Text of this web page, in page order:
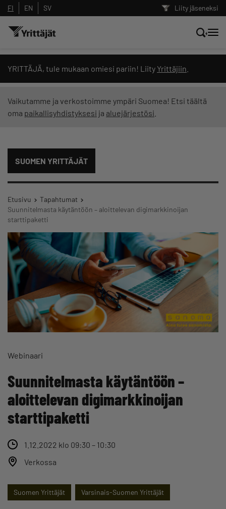
Liity jäseneksi
FI EN SV
YRITTÄJÄ, tule mukaan omiesi pariin! Liity Yrittäjiin
Vaikutamme ja verkostoimme ympäri Suomea! Etsi täältä
oma paikallisyhdistyksesi ja aluejärjestösi
SUOMEN YRITTÄJÄT
Etusivu
Tapahtumat
Suunnitelmasta käytäntöön – aloittelevan digimarkkinoijan
starttipaketti
Webinaari
Suunnitelmasta käytäntöön –
aloittelevan digimarkkinoijan
starttipaketti
1.12.2022 klo 09:30 – 10:30
Verkossa
Suomen Yrittäjät Varsinais-Suomen Yrittäjät
Hae sivustolta tai kysy suoraan
Yrittäjien tekoälyltä
Suodata hakutuloksia: näytä kaikki sisältö